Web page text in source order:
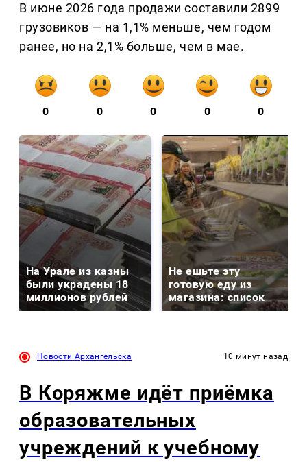
В июне 2026 года продажи составили 2899
грузовиков — на 1,1% меньше, чем годом
ранее, но на 2,1% больше, чем в мае.
0 0 0 0 0
На Урале из казны
были украдены 18
миллионов рублей
Не ешьте эту
готовую еду из
магазина: список
Новости Архангельска 10 минут назад
В Коряжме идёт приёмка
образовательных
учреждений к учебному